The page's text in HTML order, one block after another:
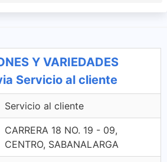
Y VARIEDADES
Servicio al cliente
Servicio al cliente
CARRERA 18 NO. 19 - 09,
CENTRO, SABANALARGA